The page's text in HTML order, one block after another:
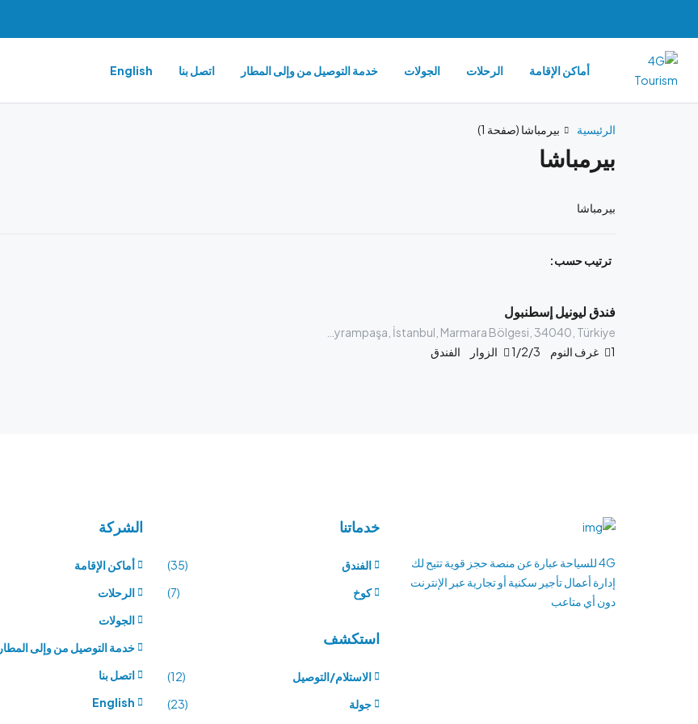
أماكن الإقامة الرحلات الجولات خدمة التوصيل من وإلى المطار اتصل بنا English
الرئيسية بيرمباشا (صفحة 1)
بيرمباشا
بيرمباشا
ترتيب حسب:
92.00
فندق ليونيل إسطنبول
1
غرف النوم 1/2/3 الزوار الفندق
4G للسياحة عبارة عن منصة حجز قوية تتيح لك
إدارة أعمال تأجير سكنية أو تجارية عبر الإنترنت
دون أي متاعب
خدماتنا
الفندق
(35)
كوخ
(7)
استكشف
الاستلام/التوصيل
(12)
جولة
(23)
الشركة
أماكن الإقامة
الرحلات
الجولات
خدمة التوصيل من وإلى المطار
اتصل بنا
English